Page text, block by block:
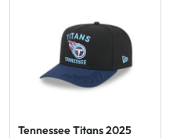
Tennessee Titans 2025